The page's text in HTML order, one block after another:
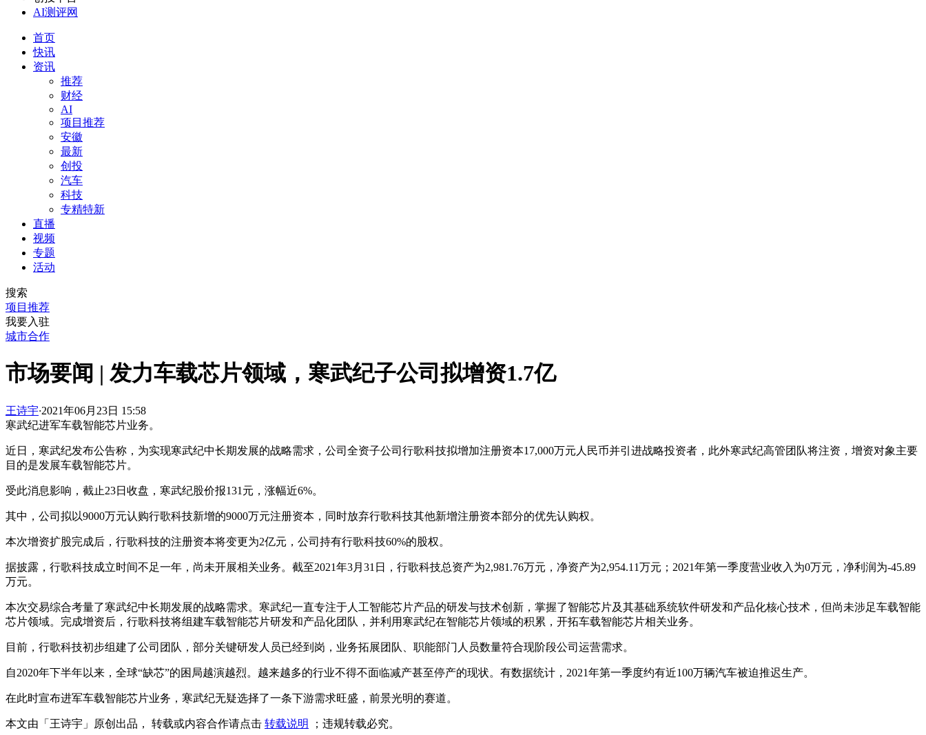
AI测评网
首页
快讯
资讯
推荐
财经
AI
项目推荐
安徽
最新
创投
汽车
科技
专精特新
直播
视频
专题
活动
搜索
项目推荐
我要入驻
城市合作
市场要闻 | 发力车载芯片领域，寒武纪子公司拟增资1.7亿
王诗宇·2021年06月23日 15:58
寒武纪进军车载智能芯片业务。
近日，寒武纪发布公告称，为实现寒武纪中长期发展的战略需求，公司全资子公司行歌科技拟增加注册资本17,000万元人民币并引进战略投资者，此外寒武纪高管团队将注资，增资对象主要
目的是发展车载智能芯片。
受此消息影响，截止23日收盘，寒武纪股价报131元，涨幅近6%。
其中，公司拟以9000万元认购行歌科技新增的9000万元注册资本，同时放弃行歌科技其他新增注册资本部分的优先认购权。
本次增资扩股完成后，行歌科技的注册资本将变更为2亿元，公司持有行歌科技60%的股权。
据披露，行歌科技成立时间不足一年，尚未开展相关业务。截至2021年3月31日，行歌科技总资产为2,981.76万元，净资产为2,954.11万元；2021年第一季度营业收入为0万元，净利润为-45.89
万元。
本次交易综合考量了寒武纪中长期发展的战略需求。寒武纪一直专注于人工智能芯片产品的研发与技术创新，掌握了智能芯片及其基础系统软件研发和产品化核心技术，但尚未涉足车载智能
芯片领域。 完成增资后， 行歌科技将组建车载智能芯片研发和产品化团队，并利用寒武纪在智能芯片领域的积累，开拓车载智能芯片相关业务。
目前，行歌科技初步组建了公司团队，部分关键研发人员已经到岗，业务拓展团队、职能部门人员数量符合现阶段公司运营需求。
自2020年下半年以来，全球“缺芯”的困局越演越烈。越来越多的行业不得不面临减产甚至停产的现状。有数据统计，2021年第一季度约有近100万辆汽车被迫推迟生产。
在此时宣布进军车载智能芯片业务，寒武纪无疑选择了一条下游需求旺盛，前景光明的赛道。
本文由「 王诗宇 」原创出品， 转载或内容合作请点击 转载说明 ；违规转载必究。